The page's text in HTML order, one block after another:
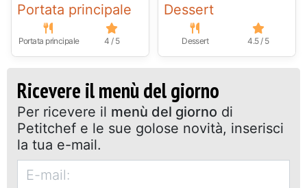
Portata principale
Portata principale 4 / 5
Dessert
Dessert 4.5 / 5
Ricevere il menù del giorno
Per ricevere il menù del giorno di
Petitchef e le sue golose novità, inserisci
la tua e-mail.